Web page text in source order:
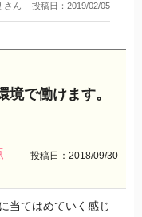
さん 投稿日：2019/02/05
で働けます。
投稿日：2018/09/30
当てはめていく感じ